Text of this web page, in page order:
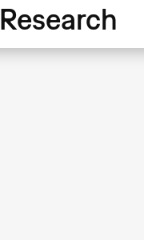
Research